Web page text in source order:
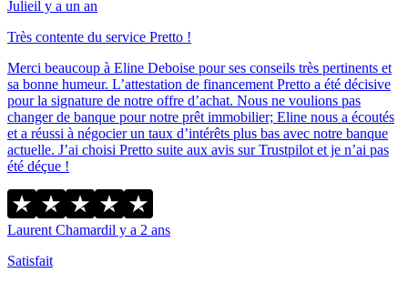
Julieil y a un an
Très contente du service Pretto !
Merci beaucoup à Eline Deboise pour ses conseils très pertinents et
sa bonne humeur. L’attestation de financement Pretto a été décisive
pour la signature de notre offre d’achat. Nous ne voulions pas
changer de banque pour notre prêt immobilier; Eline nous a écoutés
et a réussi à négocier un taux d’intérêts plus bas avec notre banque
actuelle. J’ai choisi Pretto suite aux avis sur Trustpilot et je n’ai pas
été déçue !
Laurent Chamardil y a 2 ans
Satisfait